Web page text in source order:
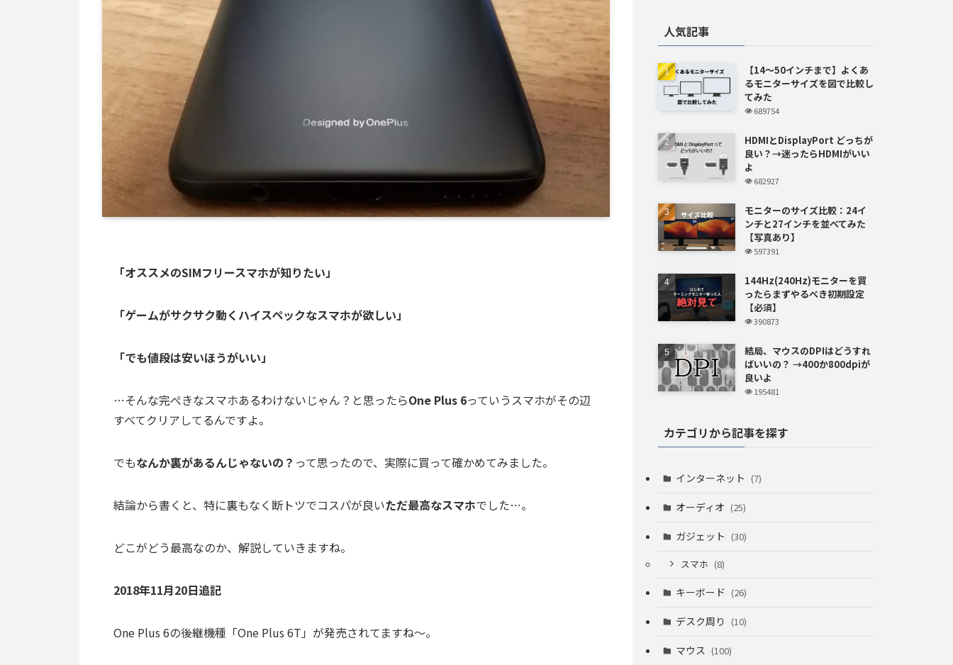
「オススメのSIMフリースマホが知りたい」
「ゲームがサクサク動くハイスペックなスマホが欲しい」
「でも値段は安いほうがいい」
…そんな完ぺきなスマホあるわけないじゃん？と思ったらOne Plus 6っていうスマホがその辺
すべてクリアしてるんですよ。
でもなんか裏があるんじゃないの？ って思ったので、実際に買って確かめてみました。
結論から書くと、特に裏もなく断トツでコスパが良いただ最高なスマホでした…。
どこがどう最高なのか、解説していきますね。
2018年11月20日追記
One Plus 6の後継機種「One Plus 6T」が発売されてますね〜。
人気記事
【14～50インチまで】よくあ
るモニターサイズを図で比較し
てみた
689754
HDMIとDisplayPort どっちが
良い？→迷ったらHDMIがいい
よ
682927
モニターのサイズ比較：24イ
ンチと27インチを並べてみた
【写真あり】
597391
144Hz(240Hz)モニターを買
ったらまずやるべき初期設定
【必須】
390873
結局、マウスのDPIはどうすれ
ばいいの？ →400か800dpiが
良いよ
195481
カテゴリから記事を探す
インターネット (7)
オーディオ (25)
ガジェット (30)
スマホ (8)
キーボード (26)
デスク周り (10)
マウス (100)